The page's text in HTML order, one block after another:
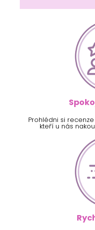
Prohlédni si
kteří u nás